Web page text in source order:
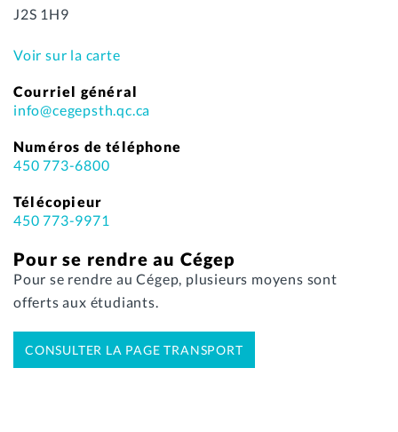
J2S 1H9
Voir sur la carte
Courriel général
info@cegepsth.qc.ca
Numéros de téléphone
450 773-6800
Télécopieur
450 773-9971
Pour se rendre au Cégep
Pour se rendre au Cégep, plusieurs moyens sont
offerts aux étudiants.
CONSULTER LA PAGE TRANSPORT